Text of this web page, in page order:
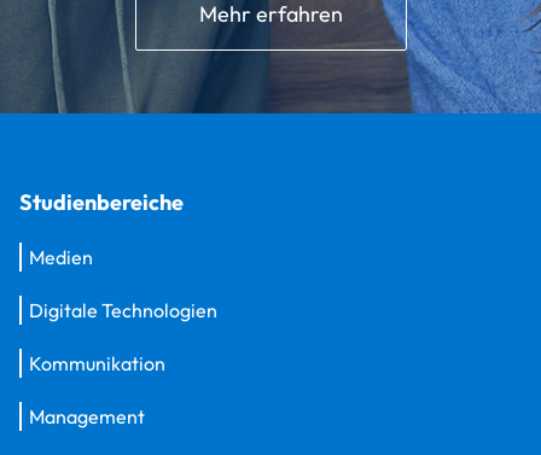
Mehr erfahren
Studienbereiche
Medien
Digitale Technologien
Kommunikation
Management